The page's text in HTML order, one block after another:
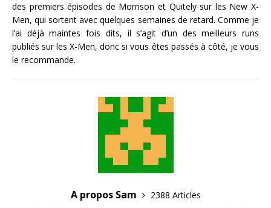
des premiers épisodes de Morrison et Quitely sur les New X-
Men, qui sortent avec quelques semaines de retard. Comme je
l’ai déjà maintes fois dits, il s’agit d’un des meilleurs runs
publiés sur les X-Men, donc si vous êtes passés à côté, je vous
le recommande.
A propos Sam
2388 Articles